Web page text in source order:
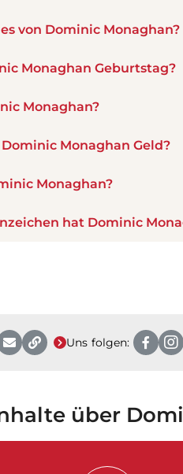
von Dominic Monaghan?
Monaghan Geburtstag?
Monaghan?
Monaghan Geld?
Monaghan?
hat Dominic
Uns folgen:
über